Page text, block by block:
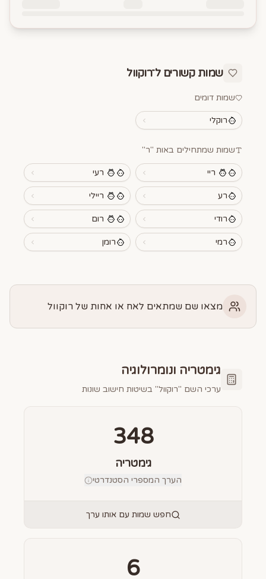
שמות קשורים ל־רוקוול
שמות דומים
רוקלי
שמות שמתחילים באות "ר"
ריי רעי
רע ריילי
רודי רום
רמי רומן
מצאו שם שמתאים לאח או אחות של רוקוול
גימטריה ונומרולוגיה
ערכי השם "רוקוול" בשיטות חישוב שונות
348
גימטריה
הערך המספרי הסטנדרטי
חפש שמות עם אותו ערך
6